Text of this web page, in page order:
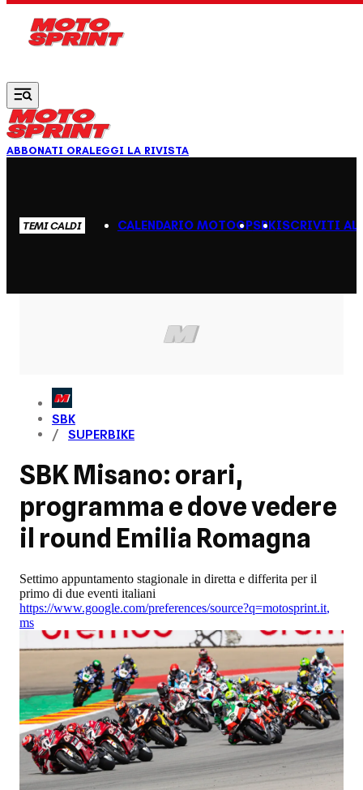
ABBONATI ORALEGGI LA RIVISTA
TEMI CALDI CALENDARIO MOTOGPSBKISCRIVITI AL
SBK
SUPERBIKE
SBK Misano: orari,
programma e dove vedere
il round Emilia Romagna
Settimo appuntamento stagionale in diretta e differita per il
primo di due eventi italiani
https://www.google.com/preferences/source?q=motosprint.it,
ms